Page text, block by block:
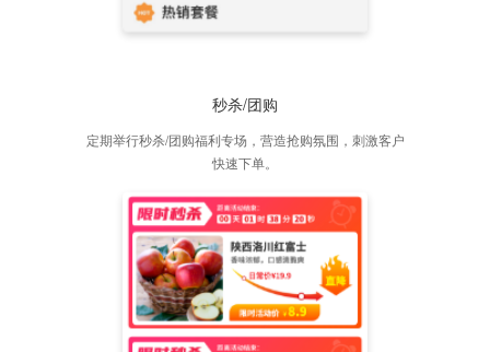
秒杀/团购
定期举行秒杀/团购福利专场，营造抢购氛围，刺激客户
快速下单。